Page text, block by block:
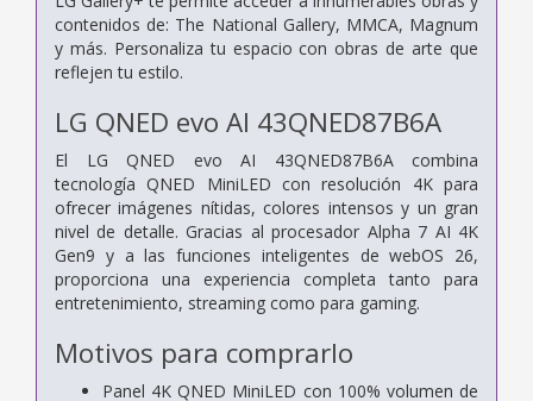
contenidos de: The National Gallery, MMCA, Magnum
y más. Personaliza tu espacio con obras de arte que
reflejen tu estilo.
LG QNED evo AI 43QNED87B6A
El LG QNED evo AI 43QNED87B6A combina
tecnología QNED MiniLED con resolución 4K para
ofrecer imágenes nítidas, colores intensos y un gran
nivel de detalle. Gracias al procesador Alpha 7 AI 4K
Gen9 y a las funciones inteligentes de webOS 26,
proporciona una experiencia completa tanto para
entretenimiento, streaming como para gaming.
Motivos para comprarlo
Panel 4K QNED MiniLED con 100% volumen de